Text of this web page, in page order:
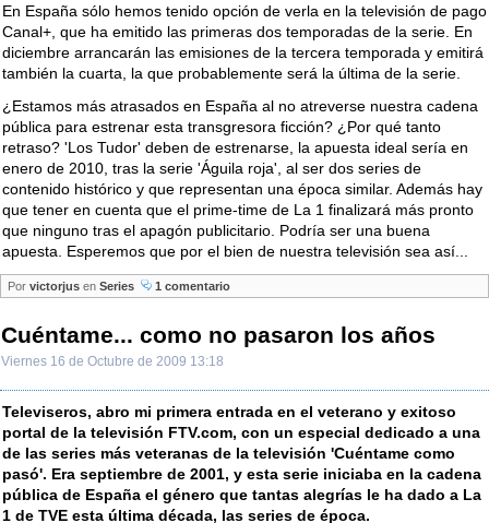
En España sólo hemos tenido opción de verla en la televisión de pago
Canal+, que ha emitido las primeras dos temporadas de la serie. En
diciembre arrancarán las emisiones de la tercera temporada y emitirá
también la cuarta, la que probablemente será la última de la serie.
¿Estamos más atrasados en España al no atreverse nuestra cadena
pública para estrenar esta transgresora ficción? ¿Por qué tanto
retraso? 'Los Tudor' deben de estrenarse, la apuesta ideal sería en
enero de 2010, tras la serie 'Águila roja', al ser dos series de
contenido histórico y que representan una época similar. Además hay
que tener en cuenta que el prime-time de La 1 finalizará más pronto
que ninguno tras el apagón publicitario. Podría ser una buena
apuesta. Esperemos que por el bien de nuestra televisión sea así...
Por victorjus en Series 1 comentario
Cuéntame... como no pasaron los años
Viernes 16 de Octubre de 2009 13:18
Televiseros, abro mi primera entrada en el veterano y exitoso
portal de la televisión FTV.com, con un especial dedicado a una
de las series más veteranas de la televisión 'Cuéntame como
pasó'. Era septiembre de 2001, y esta serie iniciaba en la cadena
pública de España el género que tantas alegrías le ha dado a La
1 de TVE esta última década, las series de época.